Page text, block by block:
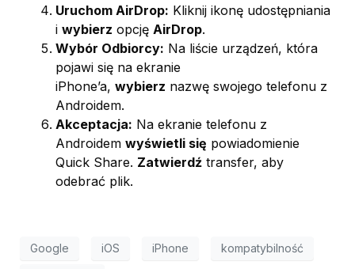
Uruchom AirDrop: Kliknij ikonę udostępniania
i wybierz opcję AirDrop.
Wybór Odbiorcy: Na liście urządzeń, która
pojawi się na ekranie
iPhone’a, wybierz nazwę swojego telefonu z
Androidem.
Akceptacja: Na ekranie telefonu z
Androidem wyświetli się powiadomienie
Quick Share. Zatwierdź transfer, aby
odebrać plik.
Google iOS iPhone kompatybilność